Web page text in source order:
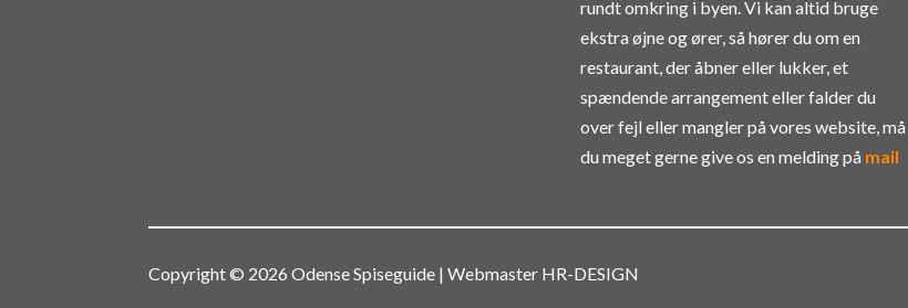
rundt omkring i byen. Vi kan altid bruge
ekstra øjne og ører, så hører du om en
restaurant, der åbner eller lukker, et
spændende arrangement eller falder du
over fejl eller mangler på vores website, må
du meget gerne give os en melding på mail
Copyright © 2026 Odense Spiseguide | Webmaster HR-DESIGN